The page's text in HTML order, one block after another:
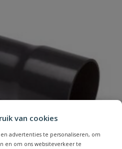
van cookies
advertenties te personaliseren, om
en om ons websiteverkeer te